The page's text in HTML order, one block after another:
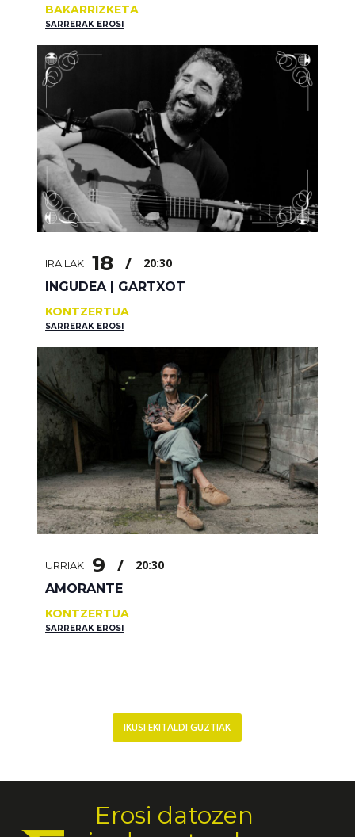
BAKARRIZKETA
SARRERAK EROSI
IRAILAK 18 /
20:30
INGUDEA | GARTXOT
KONTZERTUA
SARRERAK EROSI
URRIAK 9 /
20:30
AMORANTE
KONTZERTUA
SARRERAK EROSI
IKUSI EKITALDI GUZTIAK
Erosi datozen